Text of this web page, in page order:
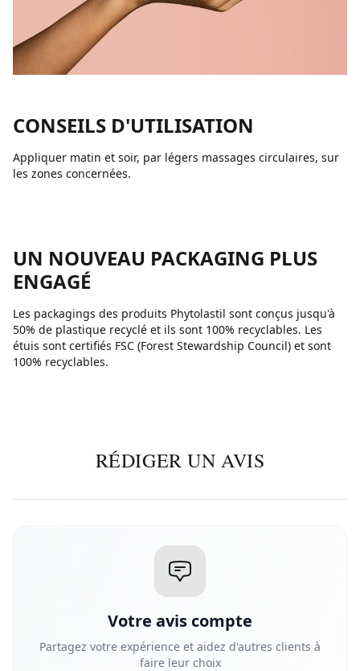
CONSEILS D'UTILISATION
Appliquer matin et soir, par légers massages circulaires, sur
les zones concernées.
UN NOUVEAU PACKAGING PLUS
ENGAGÉ
Les packagings des produits Phytolastil sont conçus jusqu'à
50% de plastique recyclé et ils sont 100% recyclables. Les
étuis sont certifiés FSC (Forest Stewardship Council) et sont
100% recyclables.
RÉDIGER UN AVIS
Votre avis compte
Partagez votre expérience et aidez d'autres clients à
faire leur choix